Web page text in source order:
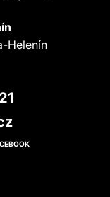
Helenín